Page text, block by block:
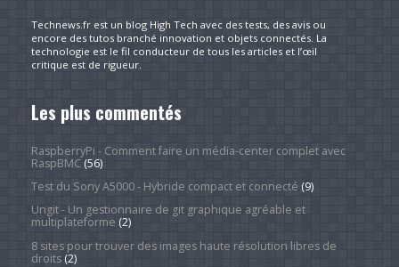
Technews.fr est un blog High Tech avec des tests, des avis ou
encore des tutos branché innovation et objets connectés. La
technologie est le fil conducteur de tous les articles et l’œil
critique est de rigueur.
Les plus commentés
RaspberryPi - Comment faire un média-center complet avec
RaspBMC(56)
Test du Sony A5000 - Hybride compact et connecté (9)
Ungit - Un gestionnaire de git graphique agréable et
multiplateforme (2)
8 sites pour trouver des images haute résolution libres de
droits(2)